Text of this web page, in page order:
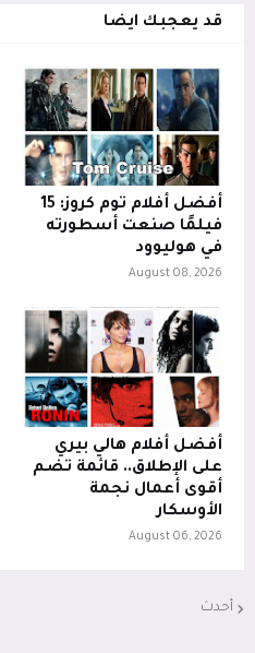
قد يعجبك ايضا
أفضل أفلام توم كروز: 15
فيلمًا صنعت أسطورته
في هوليوود
August 08, 2026
أفضل أفلام هالي بيري
على الإطلاق.. قائمة تضم
أقوى أعمال نجمة
الأوسكار
August 06, 2026
أحدث